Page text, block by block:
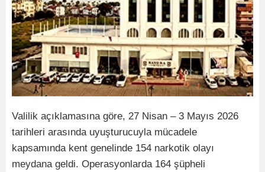
Valilik açıklamasına göre, 27 Nisan – 3 Mayıs 2026
tarihleri arasında uyuşturucuyla mücadele
kapsamında kent genelinde 154 narkotik olayı
meydana geldi. Operasyonlarda 164 şüpheli